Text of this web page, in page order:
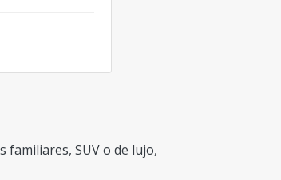
familiares, SUV o de lujo,